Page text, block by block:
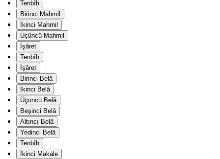
Tenbîh
Birinci Mahmil
İkinci Mahmil
Üçüncü Mahmil
İşâret
Tenbîh
İşâret
Birinci Belâ
İkinci Belâ
Üçüncü Belâ
Beşinci Belâ
Altıncı Belâ
Yedinci Belâ
Tenbîh
İkinci Makāle